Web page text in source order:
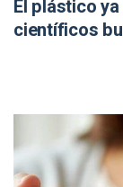
El plástico
científicos